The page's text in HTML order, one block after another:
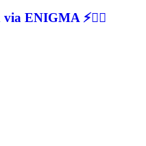
ENIGMA ⚡🕵‍♂